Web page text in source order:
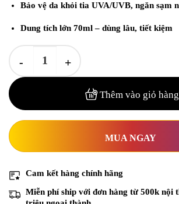
Bảo vệ da khỏi tia UVA/UVB, ngăn sạm
Dung tích lớn 70ml – dùng lâu, tiết kiệm
Thêm vào giỏ hàng
MUA NGAY
Cam kết hàng chính hãng
Miễn phí ship với đơn hàng từ 500k nội